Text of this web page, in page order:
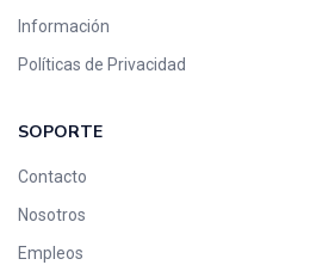
Información
Políticas de Privacidad
SOPORTE
Contacto
Nosotros
Empleos